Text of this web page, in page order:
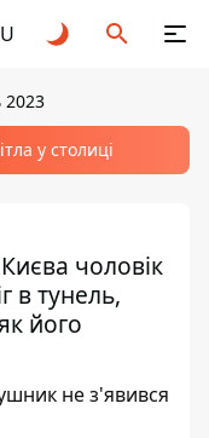
2023
у столиці
чоловік
в тунель,
його
не з'явився